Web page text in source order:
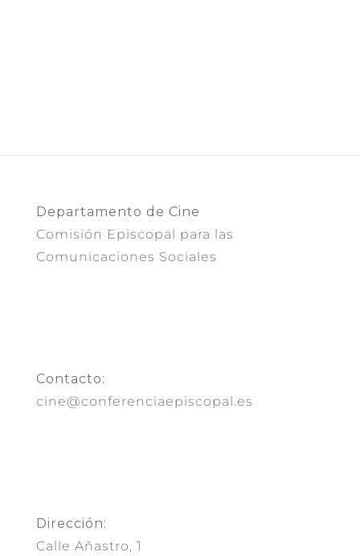
Departamento de Cine
Comisión Episcopal para las
Comunicaciones Sociales
Contacto:
cine@conferenciaepiscopal.es
Dirección:
Calle Añastro, 1